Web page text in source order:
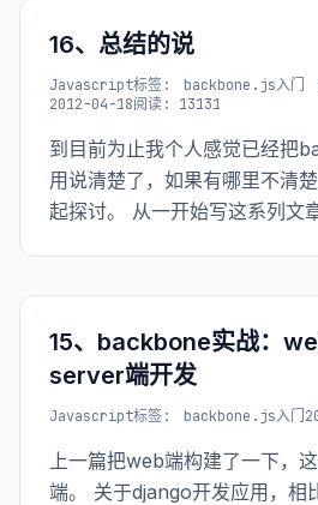
16、总结的说
Javascript标签: backbone.js入门
2012-04-18阅读: 13131
到目前为止我个人感觉已经把
用说清楚了，如果有哪里不清
起探讨。 从一开始写这系列文
15、backbone实战：
server端开发
Javascript标签: backbone.js入门
上一篇把web端构建了一下，
端。 关于django开发应用，相